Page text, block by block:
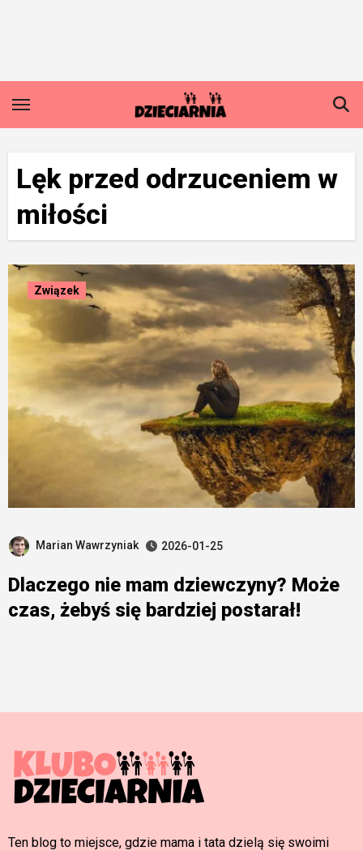
Lęk przed odrzuceniem w
miłości
Związek
Marian Wawrzyniak 2026-01-25
Dlaczego nie mam dziewczyny? Może
czas, żebyś się bardziej postarał!
Ten blog to miejsce, gdzie mama i tata dzielą się swoimi